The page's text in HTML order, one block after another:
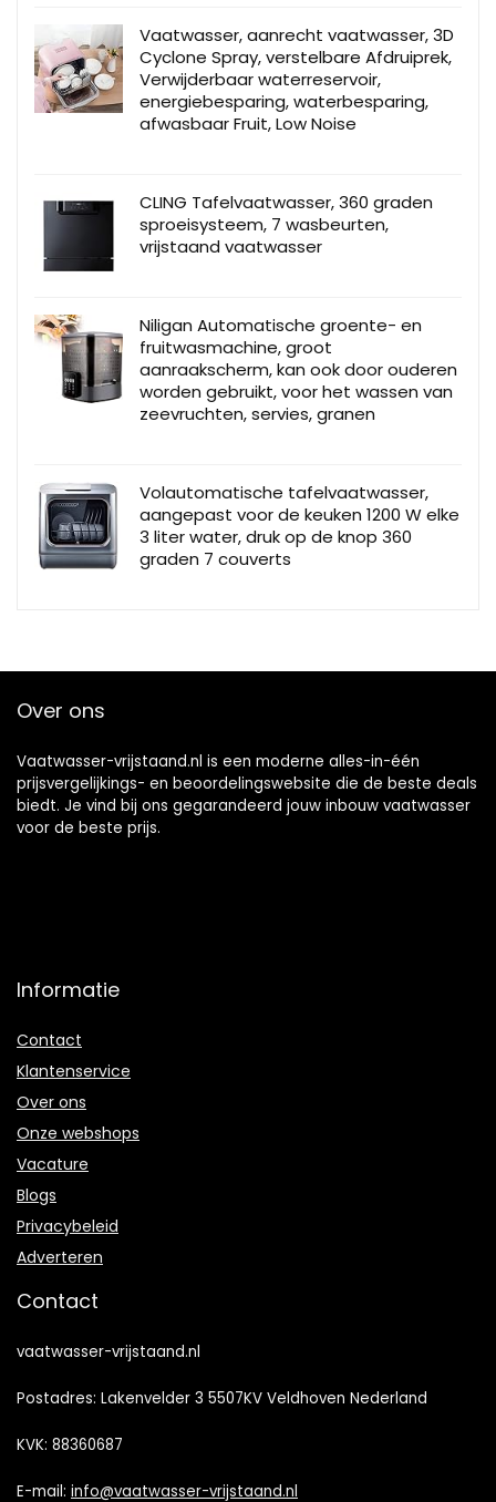
Vaatwasser, aanrecht vaatwasser, 3D
Cyclone Spray, verstelbare Afdruiprek,
Verwijderbaar waterreservoir,
energiebesparing, waterbesparing,
afwasbaar Fruit, Low Noise
CLING Tafelvaatwasser, 360 graden
sproeisysteem, 7 wasbeurten,
vrijstaand vaatwasser
Niligan Automatische groente- en
fruitwasmachine, groot
aanraakscherm, kan ook door ouderen
worden gebruikt, voor het wassen van
zeevruchten, servies, granen
Volautomatische tafelvaatwasser,
aangepast voor de keuken 1200 W elke
3 liter water, druk op de knop 360
graden 7 couverts
Over ons
Vaatwasser-vrijstaand.nl is een moderne alles-in-één
prijsvergelijkings- en beoordelingswebsite die de beste deals
biedt. Je vind bij ons gegarandeerd jouw inbouw vaatwasser
voor de beste prijs.
Informatie
Contact
Klantenservice
Over ons
Onze webshops
Vacature
Blogs
Privacybeleid
Adverteren
Contact
vaatwasser-vrijstaand.nl
Postadres: Lakenvelder 3 5507KV Veldhoven Nederland
KVK: 88360687
E-mail: info@vaatwasser-vrijstaand.nl